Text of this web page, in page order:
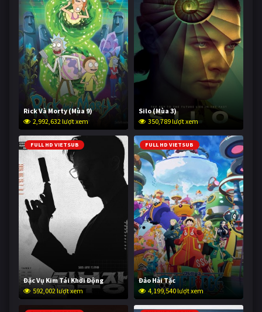
Rick Và Morty (Mùa 9)
2,992,632 lượt xem
Silo (Mùa 3)
350,789 lượt xem
FULL HD VIETSUB
Đặc Vụ Kim Tái Khởi Động
592,002 lượt xem
FULL HD VIETSUB
Đảo Hải Tặc
4,199,540 lượt xem